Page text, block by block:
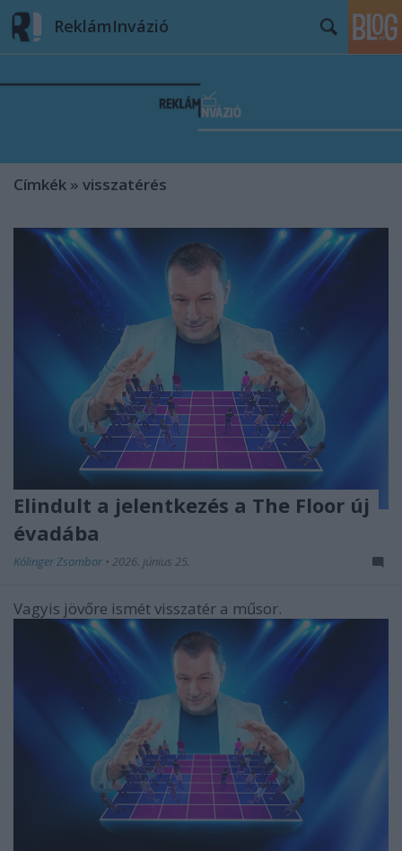
ReklámInvázió
Címkék » visszatérés
Elindult a jelentkezés a The Floor új
évadába
Kólinger Zsombor • 2026. június 25.
Vagyis jövőre ismét visszatér a műsor.